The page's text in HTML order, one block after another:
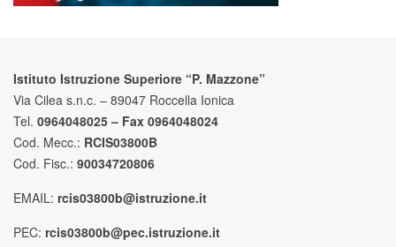
Istituto Istruzione Superiore “P. Mazzone”
Via Cilea s.n.c. – 89047 Roccella Ionica
Tel. 0964048025 – Fax 0964048024
Cod. Mecc.: RCIS03800B
Cod. Fisc.: 90034720806
EMAIL: rcis03800b@istruzione.it
PEC: rcis03800b@pec.istruzione.it